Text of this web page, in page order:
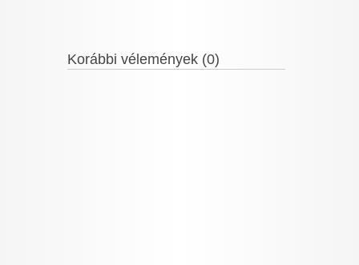
Korábbi vélemények (0)